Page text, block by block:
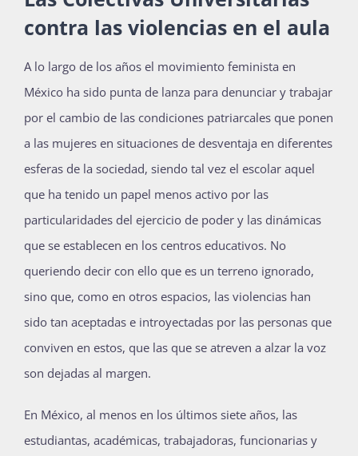
contra las violencias en el aula
A lo largo de los años el movimiento feminista en
México ha sido punta de lanza para denunciar y trabajar
por el cambio de las condiciones patriarcales que ponen
a las mujeres en situaciones de desventaja en diferentes
esferas de la sociedad, siendo tal vez el escolar aquel
que ha tenido un papel menos activo por las
particularidades del ejercicio de poder y las dinámicas
que se establecen en los centros educativos. No
queriendo decir con ello que es un terreno ignorado,
sino que, como en otros espacios, las violencias han
sido tan aceptadas e introyectadas por las personas que
conviven en estos, que las que se atreven a alzar la voz
son dejadas al margen.
En México, al menos en los últimos siete años, las
estudiantas, académicas, trabajadoras, funcionarias y